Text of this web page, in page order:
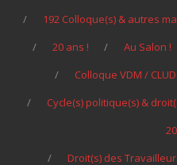
192 Colloque(s) & autres
20 ans !
Au Salon !
Colloque VDM / CLUD
Cycle(s) politique(s) &
Droit(s) des